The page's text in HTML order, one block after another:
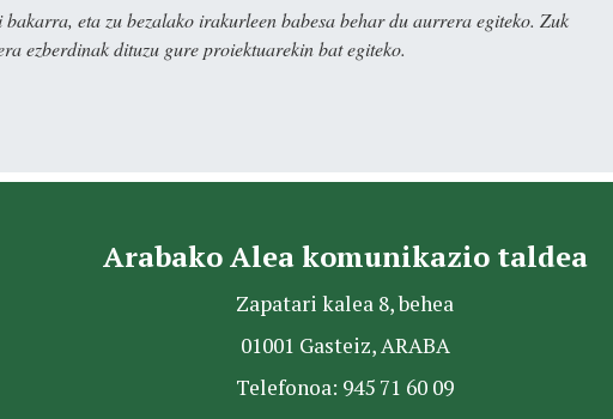
eta zu bezalako irakurleen babesa behar du aurrera egiteko. Zuk
ezberdinak dituzu gure proiektuarekin bat egiteko.
Arabako Alea komunikazio taldea
Zapatari kalea 8, behea
01001 Gasteiz, ARABA
Telefonoa: 945 71 60 09